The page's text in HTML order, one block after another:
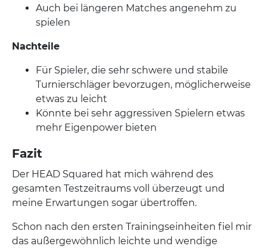
Auch bei längeren Matches angenehm zu
spielen
Nachteile
Für Spieler, die sehr schwere und stabile
Turnierschläger bevorzugen, möglicherweise
etwas zu leicht
Könnte bei sehr aggressiven Spielern etwas
mehr Eigenpower bieten
Fazit
Der HEAD Squared hat mich während des
gesamten Testzeitraums voll überzeugt und
meine Erwartungen sogar übertroffen.
Schon nach den ersten Trainingseinheiten fiel mir
das außergewöhnlich leichte und wendige